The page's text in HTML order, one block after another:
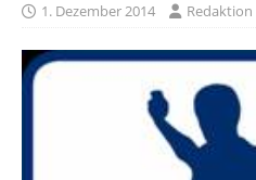
1. Dezember 2014 Redaktion